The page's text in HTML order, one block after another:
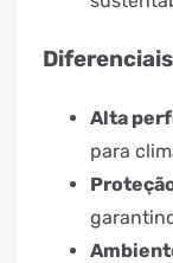
Alta
para